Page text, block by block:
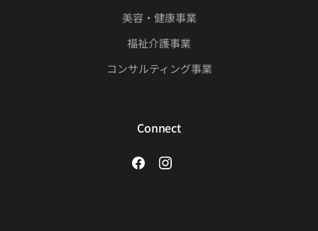
美容・健康事業
福祉介護事業
コンサルティング事業
Connect